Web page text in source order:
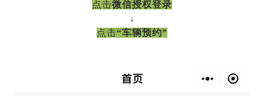
点击微信授权登录
↓
点击“车辆预约”